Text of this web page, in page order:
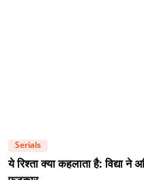
Serials
ये रिश्ता क्या कहलाता है: विद्या ने